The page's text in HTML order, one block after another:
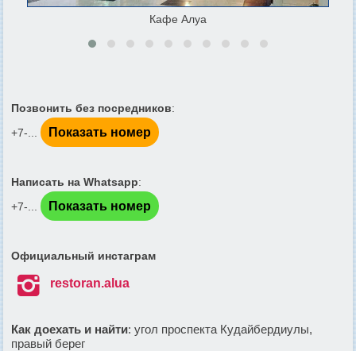
Кафе Алуа
Позвонить без посредников:
+7-...
Показать номер
Написать на Whatsapp:
+7-...
Показать номер
Официальный инстаграм
 restoran.alua
Как доехать и найти: угол проспекта Кудайбердиулы,
правый берег